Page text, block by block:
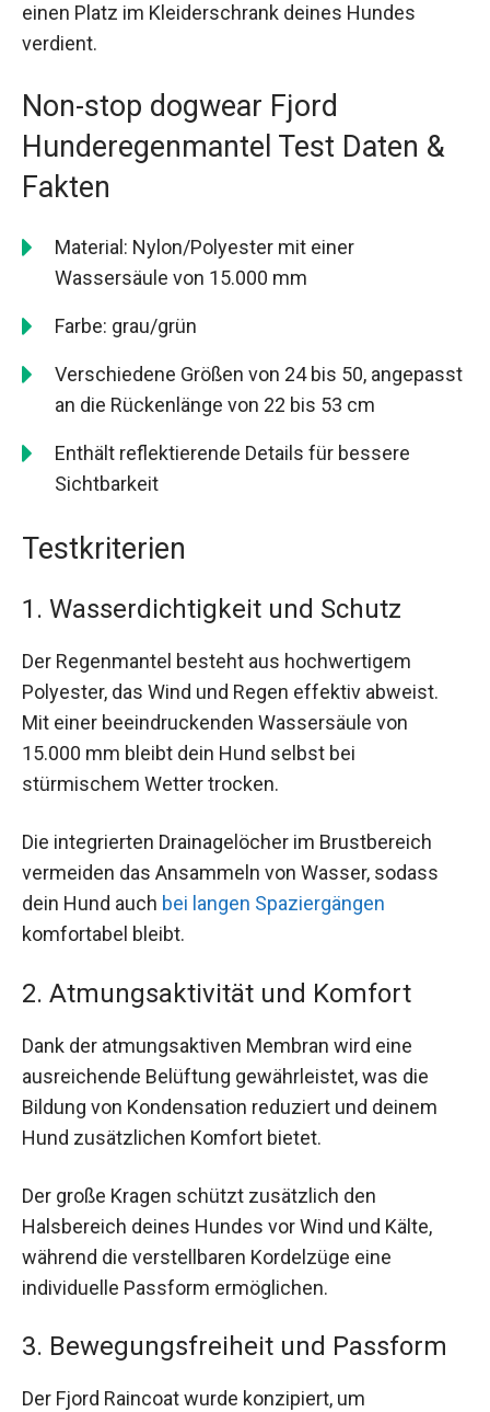
einen Platz im Kleiderschrank deines Hundes
verdient.
Non-stop dogwear Fjord
Hunderegenmantel Test Daten &
Fakten
Material: Nylon/Polyester mit einer
Wassersäule von 15.000 mm
Farbe: grau/grün
Verschiedene Größen von 24 bis 50, angepasst
an die Rückenlänge von 22 bis 53 cm
Enthält reflektierende Details für bessere
Sichtbarkeit
Testkriterien
1. Wasserdichtigkeit und Schutz
Der Regenmantel besteht aus hochwertigem
Polyester, das Wind und Regen effektiv abweist.
Mit einer beeindruckenden Wassersäule von
15.000 mm bleibt dein Hund selbst bei
stürmischem Wetter trocken.
Die integrierten Drainagelöcher im Brustbereich
vermeiden das Ansammeln von Wasser, sodass
dein Hund auch bei langen Spaziergängen
komfortabel bleibt.
2. Atmungsaktivität und Komfort
Dank der atmungsaktiven Membran wird eine
ausreichende Belüftung gewährleistet, was die
Bildung von Kondensation reduziert und deinem
Hund zusätzlichen Komfort bietet.
Der große Kragen schützt zusätzlich den
Halsbereich deines Hundes vor Wind und Kälte,
während die verstellbaren Kordelzüge eine
individuelle Passform ermöglichen.
3. Bewegungsfreiheit und Passform
Der Fjord Raincoat wurde konzipiert, um